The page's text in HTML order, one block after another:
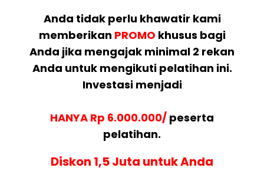
Anda tidak perlu khawatir kami
memberikan PROMO khusus bagi
Anda jika mengajak minimal 2 rekan
Anda untuk mengikuti pelatihan ini.
Investasi menjadi
HANYA Rp 6.000.000/ peserta
pelatihan.
Diskon 1,5 Juta untuk Anda